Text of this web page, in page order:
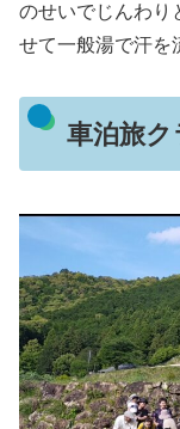
のせいでじんわり
せて一般湯で汗を
車泊旅ク